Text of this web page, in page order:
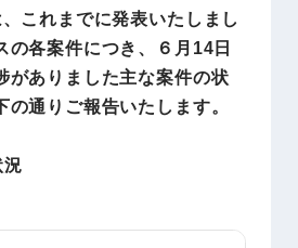
これまでに発表いたしまし
の各案件につき、６月14日
がありました主な案件の状
の通りご報告いたします。
況